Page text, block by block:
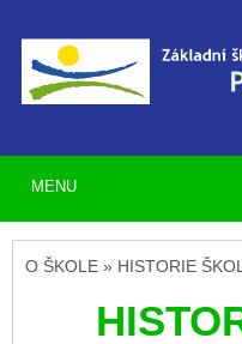
O ŠKOLE » HISTORIE
MENU